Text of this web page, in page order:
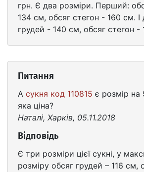
грн. Є два розміри. Перший:
134 см, обсяг стегон - 160 см. І
грудей - 140 см, обсяг стегон -
Питання
А сукня код 110815 є розмір на
яка ціна?
Наталі, Харків, 05.11.2018
Відповідь
Є три розміри цієї сукні, у
розміру обсяг грудей – 116 см,